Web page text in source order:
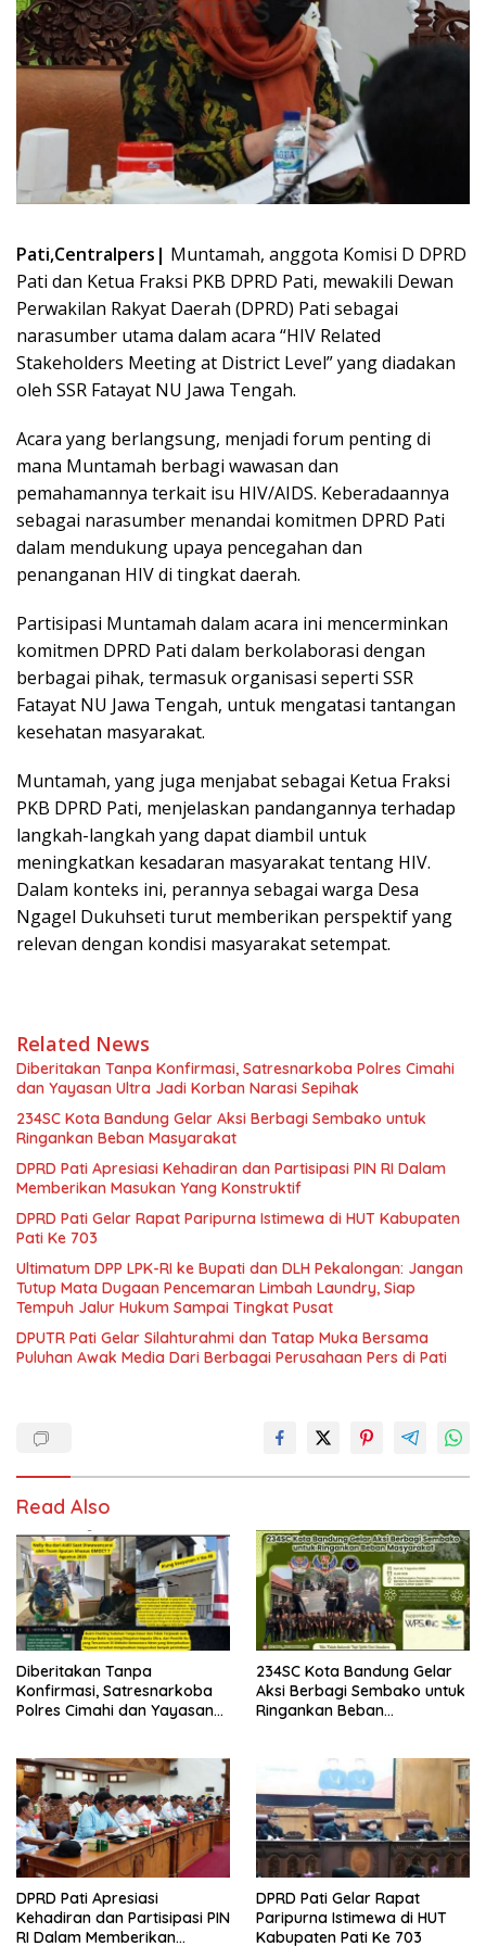
Pati,Centralpers| Muntamah, anggota Komisi D DPRD
Pati dan Ketua Fraksi PKB DPRD Pati, mewakili Dewan
Perwakilan Rakyat Daerah (DPRD) Pati sebagai
narasumber utama dalam acara “HIV Related
Stakeholders Meeting at District Level” yang diadakan
oleh SSR Fatayat NU Jawa Tengah.
Acara yang berlangsung, menjadi forum penting di
mana Muntamah berbagi wawasan dan
pemahamannya terkait isu HIV/AIDS. Keberadaannya
sebagai narasumber menandai komitmen DPRD Pati
dalam mendukung upaya pencegahan dan
penanganan HIV di tingkat daerah.
Partisipasi Muntamah dalam acara ini mencerminkan
komitmen DPRD Pati dalam berkolaborasi dengan
berbagai pihak, termasuk organisasi seperti SSR
Fatayat NU Jawa Tengah, untuk mengatasi tantangan
kesehatan masyarakat.
Muntamah, yang juga menjabat sebagai Ketua Fraksi
PKB DPRD Pati, menjelaskan pandangannya terhadap
langkah-langkah yang dapat diambil untuk
meningkatkan kesadaran masyarakat tentang HIV.
Dalam konteks ini, perannya sebagai warga Desa
Ngagel Dukuhseti turut memberikan perspektif yang
relevan dengan kondisi masyarakat setempat.
Related News
Diberitakan Tanpa Konfirmasi, Satresnarkoba Polres Cimahi
dan Yayasan Ultra Jadi Korban Narasi Sepihak
234SC Kota Bandung Gelar Aksi Berbagi Sembako untuk
Ringankan Beban Masyarakat
DPRD Pati Apresiasi Kehadiran dan Partisipasi PIN RI Dalam
Memberikan Masukan Yang Konstruktif
DPRD Pati Gelar Rapat Paripurna Istimewa di HUT Kabupaten
Pati Ke 703
Ultimatum DPP LPK-RI ke Bupati dan DLH Pekalongan: Jangan
Tutup Mata Dugaan Pencemaran Limbah Laundry, Siap
Tempuh Jalur Hukum Sampai Tingkat Pusat
DPUTR Pati Gelar Silahturahmi dan Tatap Muka Bersama
Puluhan Awak Media Dari Berbagai Perusahaan Pers di Pati
Read Also
Diberitakan Tanpa
Konfirmasi, Satresnarkoba
Polres Cimahi dan Yayasan
234SC Kota Bandung Gelar
Aksi Berbagi Sembako untuk
Ringankan Beban
DPRD Pati Apresiasi
Kehadiran dan Partisipasi PIN
RI Dalam Memberikan
DPRD Pati Gelar Rapat
Paripurna Istimewa di HUT
Kabupaten Pati Ke 703